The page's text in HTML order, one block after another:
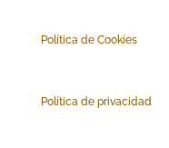
Política de Cookies
Política de privacidad